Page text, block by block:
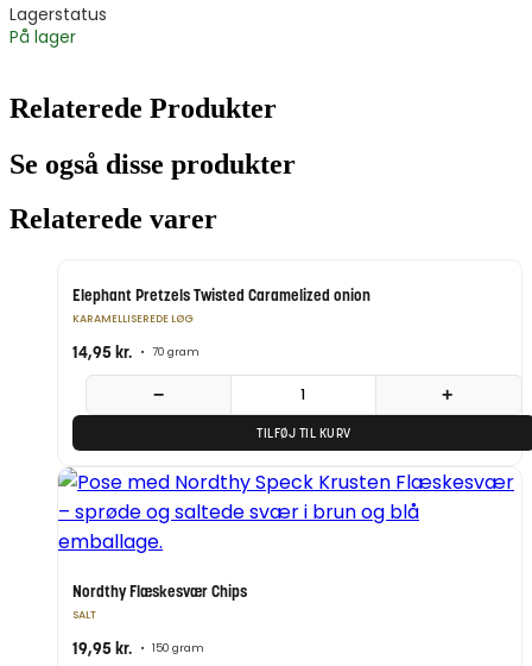
Lagerstatus
På lager
Relaterede Produkter
Se også disse produkter
Relaterede varer
Elephant Pretzels Twisted Caramelized onion
KARAMELLISEREDE LØG
14,95 kr. • 70 gram
− +
TILFØJ TIL KURV
Nordthy Flæskesvær Chips
SALT
19,95 kr. • 150 gram